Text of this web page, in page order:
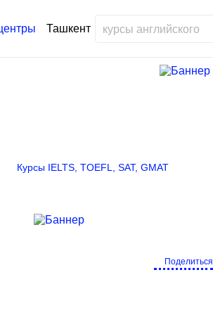
Ташкент
Курсы IELTS, TOEFL, SAT, GMAT
Поделиться